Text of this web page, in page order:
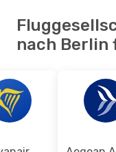
nach Berlin